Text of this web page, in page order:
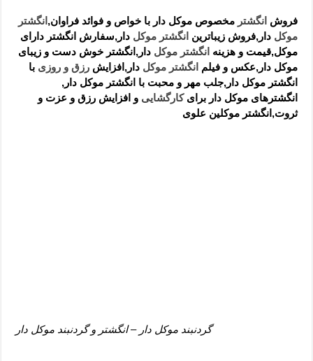
فروش انگشتر مخصوص موکل دار با خواص و فوائد فراوان, انگشتر
موکل دار,فروش زیباترین انگشتر موکل دار,سفارش انگشتر دارای
موکل,قیمت و هزینه انگشتر موکل دار,انگشتر خوش دست و زیبای
موکل دار,عکس و فیلم انگشتر موکل دار,افزایشرزق و روزی با
انگشتر موکل دار,جلب مهر و محبت با انگشتر موکل دار,
انگشترهای موکل دار برایکارگشایی و افزایش رزق و عزت و
ثروت,انگشتر موکلین علوی
گردنبند موکل دار – انگشتر و گردنبند موکل دار